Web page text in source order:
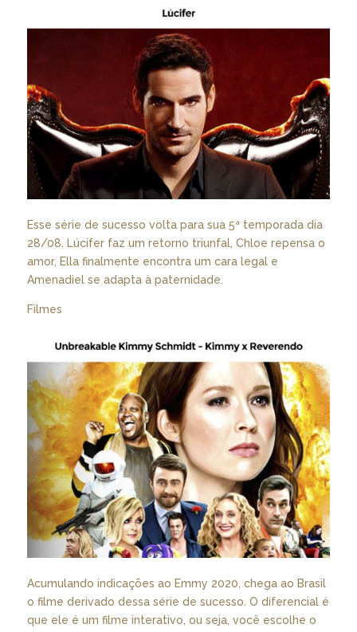
Esse série de sucesso volta para sua 5ª temporada dia
28/08. Lúcifer faz um retorno triunfal, Chloe repensa o
amor, Ella finalmente encontra um cara legal e
Amenadiel se adapta à paternidade.
Filmes
Acumulando indicações ao Emmy 2020, chega ao Brasil
o filme derivado dessa série de sucesso. O diferencial é
que ele é um filme interativo, ou seja, você escolhe o